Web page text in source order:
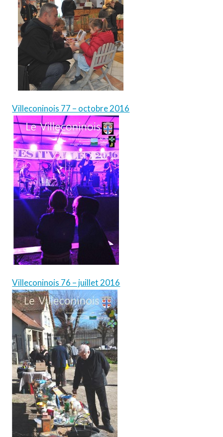
Villeconinois 77 – octobre 2016
Villeconinois 76 – juillet 2016